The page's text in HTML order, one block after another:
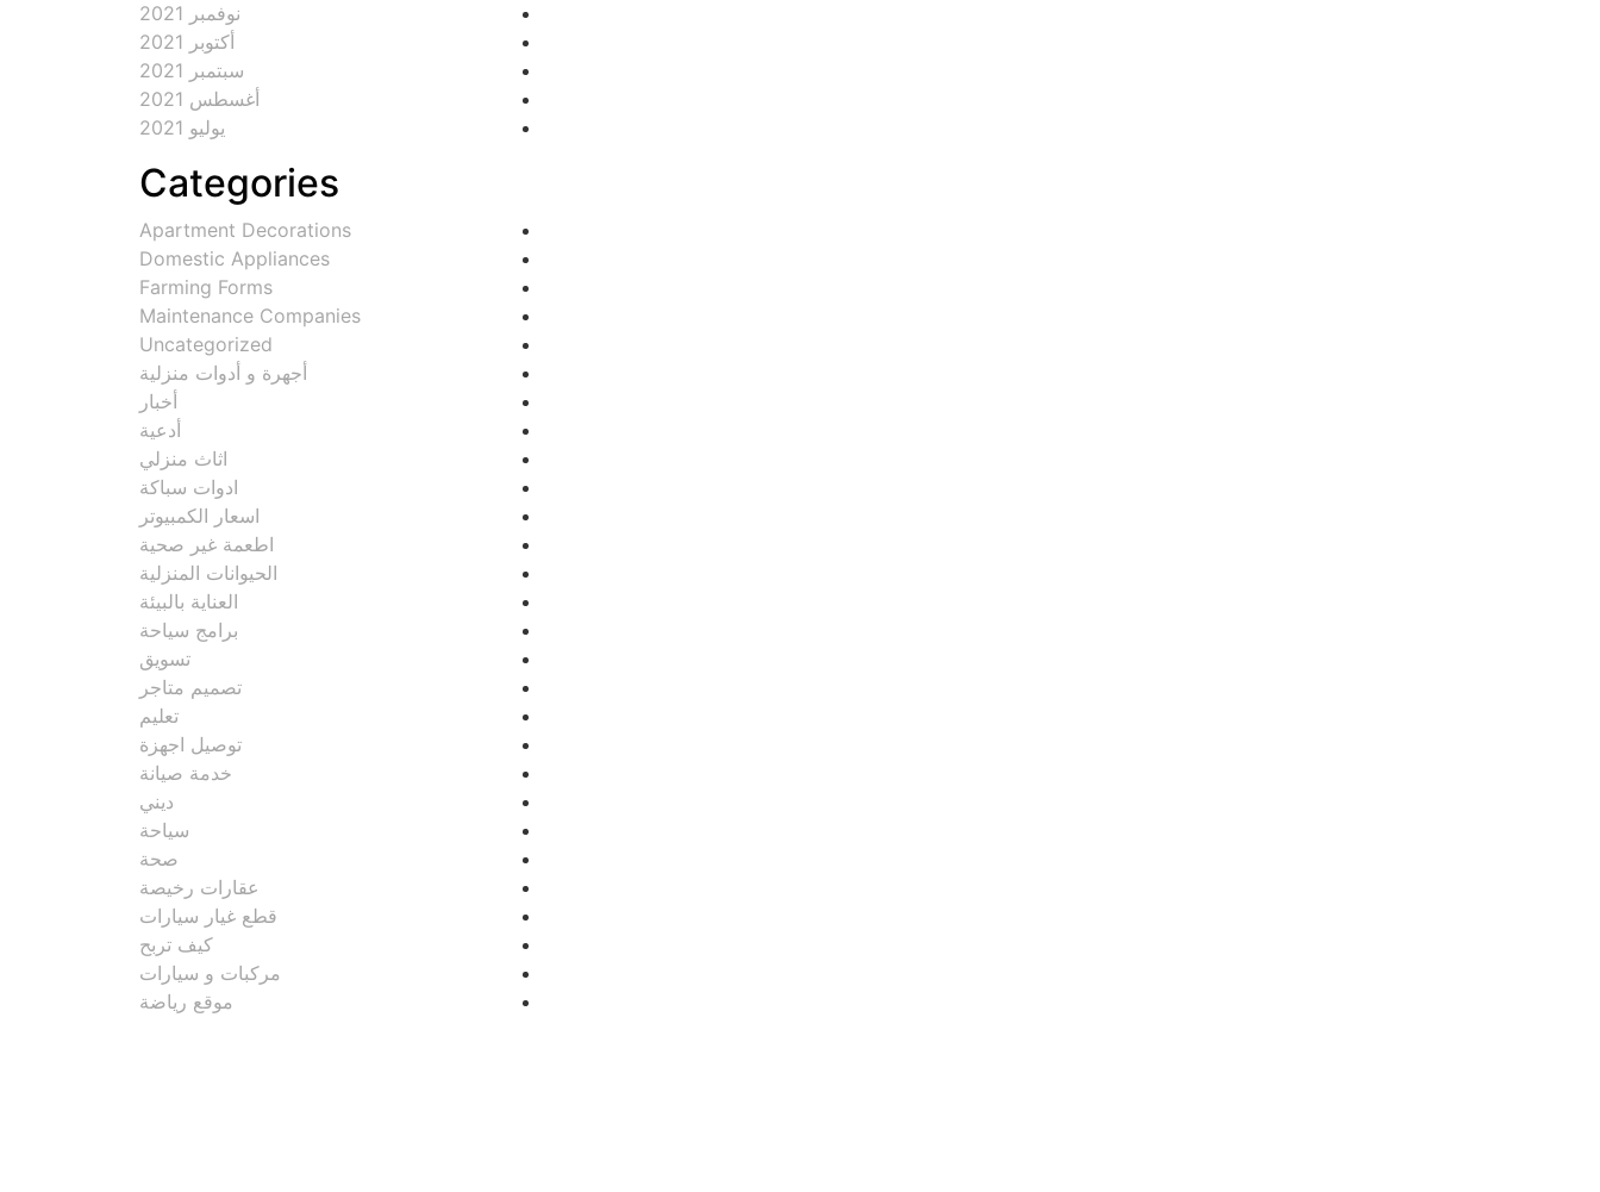
نوفمبر 2021
أكتوبر 2021
سبتمبر 2021
أغسطس 2021
يوليو 2021
Categories
Apartment Decorations
Domestic Appliances
Farming Forms
Maintenance Companies
Uncategorized
أجهرة و أدوات منزلية
أخبار
أدعية
اثاث منزلي
ادوات سباكة
اسعار الكمبيوتر
اطعمة غير صحية
الحيوانات المنزلية
العناية بالبيئة
برامج سياحة
تسويق
تصميم متاجر
تعليم
توصيل اجهزة
خدمة صيانة
ديني
سياحة
صحة
عقارات رخيصة
قطع غيار سيارات
كيف تربح
مركبات و سيارات
موقع رياضة